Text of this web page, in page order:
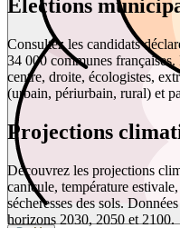
Élections
Consultez les candidats
34 000 communes
centre, droite, écologistes,
(urbain, périurbain, rural) et
Projections
Découvrez les projections
canicule, température
sécheresses des sols.
horizons 2030, 2050 et 2100.